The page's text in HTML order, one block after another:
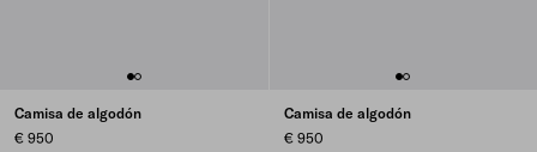
Camisa de algodón
€ 950
Camisa de algodón
€ 950